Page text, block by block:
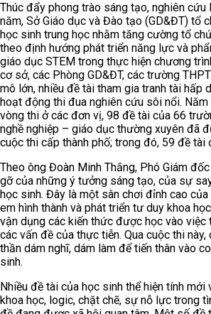
Thúc đẩy phong trào sáng tạo, nghiên cứu
năm, Sở Giáo dục và Đào tạo (GD&ĐT) tổ
học sinh trung học nhằm tăng cường tổ
theo định hướng phát triển năng lực và
giáo dục STEM trong thực hiện chương
cơ sở, các Phòng GD&ĐT, các trường
mô lớn, nhiều đề tài tham gia tranh tài hấp
hoạt động thi đua nghiên cứu sôi nổi.
vòng thi ở các đơn vị, 98 đề tài của 66
nghề nghiệp – giáo dục thường xuyên đã
cuộc thi cấp thành phố; trong đó, 59 đề tài
Theo ông Đoàn Minh Thắng, Phó Giám
gỡ của những ý tưởng sáng tạo, của sự
học sinh. Đây là một sân chơi đỉnh cao
em hình thành và phát triển tư duy khoa
vận dụng các kiến thức được học vào việc
các vấn đề của thực tiễn. Qua cuộc thi
thần dám nghĩ, dám làm để tiến thân vào
sinh.
Nhiều đề tài của học sinh thể hiện tính
khoa học, logic, chặt chẽ, sự nỗ lực trong